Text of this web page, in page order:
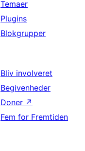
Temaer
Plugins
Blokgrupper
Bliv involveret
Begivenheder
Doner ↗
Fem for Fremtiden